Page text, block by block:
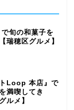
で旬の和菓子を
瑞穂区グルメ】
トLoop 本店』で
満喫してき
ルメ】